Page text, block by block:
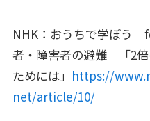
NHK：おうちで学ぼう
者・障害者の避難 「2
ためには」 https://
net/article/10/